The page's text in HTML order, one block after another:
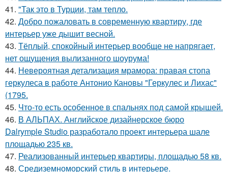
41. "Так это в Турции, там тепло.
42. Добро пожаловать в современную квартиру, где
интерьер уже дышит весной.
43. Тёплый, спокойный интерьер вообще не напрягает,
нет ощущения вылизанного шоурума!
44. Невероятная детализация мрамора: правая стопа
геркулеса в работе Антонио Кановы "Геркулес и Лихас"
(1795.
45. Что-то есть особенное в спальнях под самой крышей.
46. В АЛЬПАХ. Английское дизайнерское бюро
Dalrymple Studio разработало проект интерьера шале
площадью 235 кв.
47. Реализованный интерьер квартиры, площадью 58 кв.
48. Средиземноморский стиль в интерьере.